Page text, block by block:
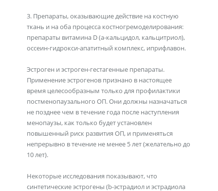
3. Препараты, оказывающие действие на костную
ткань и на оба процесса костногремоделирования:
препараты витамина D (a-кальцидол, кальцитриол),
оссеин-гидрокси-апатитный комплекс, иприфлавон.
Эстроген и эстроген-гестагенные препараты.
Применение эстрогенов признано в настоящее
время целесообразным только для профилактики
постменопаузального ОП. Они должны назначаться
не позднее чем в течение года после наступления
менопаузы, как только будет установлен
повышенный риск развития ОП, и применяться
непрерывно в течение не менее 5 лет (желательно до
10 лет).
Некоторые исследования показывают, что
синтетические эстрогены (b-эстрадиол и эстрадиола